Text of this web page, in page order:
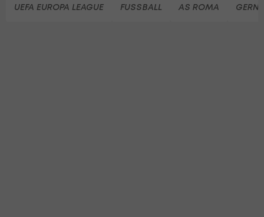
UEFA EUROPA LEAGUE FUSSBALL AS ROMA